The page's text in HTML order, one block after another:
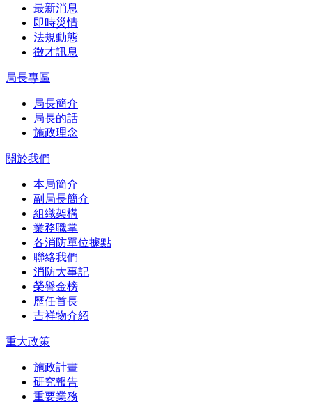
最新消息
即時災情
法規動態
徵才訊息
局長專區
局長簡介
局長的話
施政理念
關於我們
本局簡介
副局長簡介
組織架構
業務職掌
各消防單位據點
聯絡我們
消防大事記
榮譽金榜
歷任首長
吉祥物介紹
重大政策
施政計畫
研究報告
重要業務